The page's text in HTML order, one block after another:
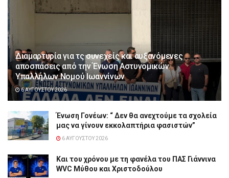
Διαμαρτυρία για τς συνεχείς και αυξανόμενες
αποσπάσεις από την Ένωση Αστυνομικών
Υπαλλήλων Νομού Ιωαννίνων
6 ΑΥΓΟΎΣΤΟΥ 2026
Ένωση Γονέων: “ Δεν θα ανεχτούμε τα σχολεία
μας να γίνουν εκκολαπτήρια φασιστών”
6 ΑΥΓΟΎΣΤΟΥ 2026
Και του χρόνου με τη φανέλα του ΠΑΣ Γιάννινα
WVC Μύθου και Χριστοδούλου